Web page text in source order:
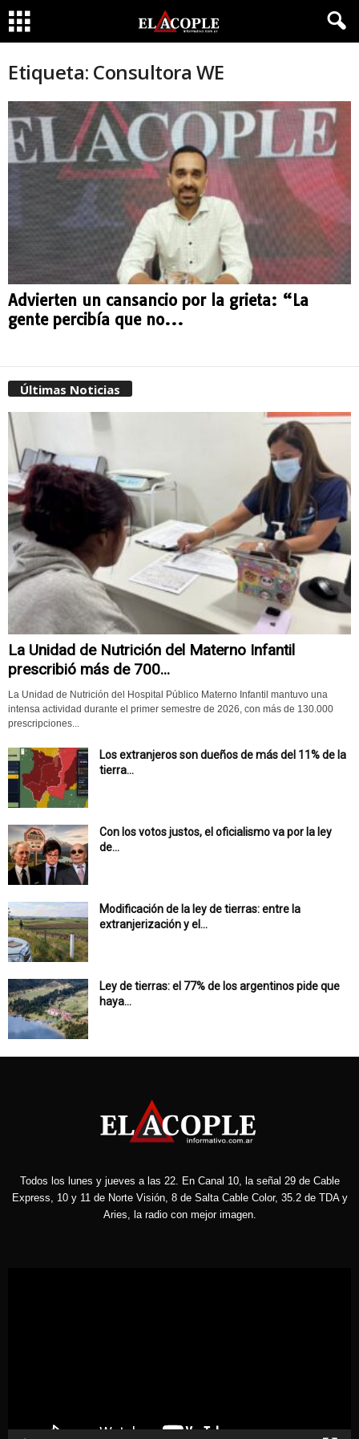
Etiqueta: Consultora WE
Advierten un cansancio por la grieta: “La
gente percibía que no...
Últimas Noticias
La Unidad de Nutrición del Materno Infantil
prescribió más de 700...
La Unidad de Nutrición del Hospital Público Materno Infantil mantuvo una
intensa actividad durante el primer semestre de 2026, con más de 130.000
prescripciones...
Los extranjeros son dueños de más del 11% de la
tierra...
Con los votos justos, el oficialismo va por la ley
de...
Modificación de la ley de tierras: entre la
extranjerización y el...
Ley de tierras: el 77% de los argentinos pide que
haya...
Todos los lunes y jueves a las 22. En Canal 10, la señal 29 de Cable
Express, 10 y 11 de Norte Visión, 8 de Salta Cable Color, 35.2 de TDA y
Aries, la radio con mejor imagen.